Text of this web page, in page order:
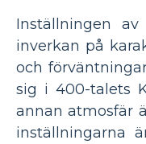
Inställningen
inverkan på
och
sig i 400-talets
annan atmosfär
inställningarna